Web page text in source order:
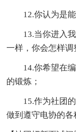
12.你认为是能
13.当你进入我
一样，你会怎样调
14.你希望在编
的锻炼；
15.作为社团的
做到遵守电协的各